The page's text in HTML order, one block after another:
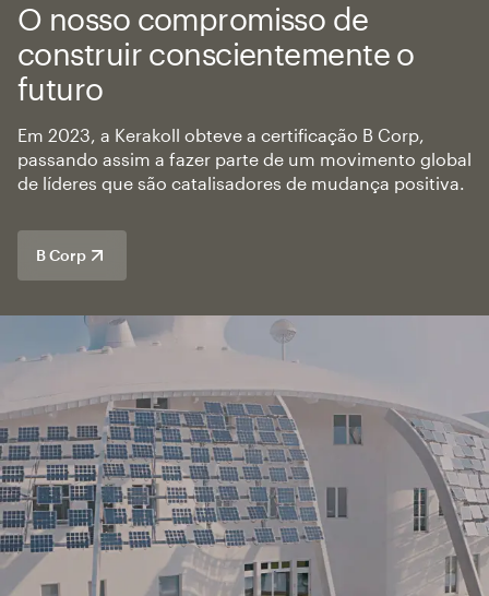
O nosso compromisso de
construir conscientemente o
futuro
Em 2023, a Kerakoll obteve a certificação B Corp,
passando assim a fazer parte de um movimento global
de líderes que são catalisadores de mudança positiva.
B Corp